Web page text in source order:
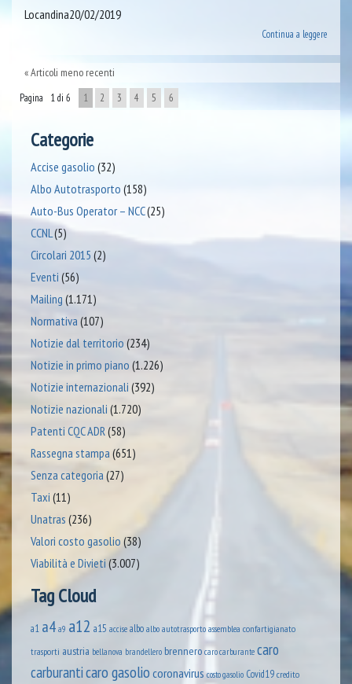
Locandina20/02/2019
Continua a leggere
Articoli meno recenti
Pagina 1 di 6 1 2 3 4 5 6
Categorie
Accise gasolio (32)
Albo Autotrasporto (158)
Auto-Bus Operator – NCC(25)
CCNL(5)
Circolari 2015 (2)
Eventi (56)
Mailing (1.171)
Normativa (107)
Notizie dal territorio (234)
Notizie in primo piano (1.226)
Notizie internazionali (392)
Notizie nazionali (1.720)
Patenti CQC ADR(58)
Rassegna stampa (651)
Senza categoria (27)
Taxi (11)
Unatras (236)
Valori costo gasolio (38)
Viabilità e Divieti (3.007)
Tag Cloud
a1 a4 a9 a12 a15 accise albo albo autotrasporto assemblea confartigianato
trasporti austria bellanova brandellero brennero caro carburante caro
carburanticaro gasoliocoronavirus costo gasolio Covid19credito